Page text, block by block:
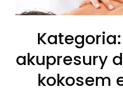
Kategoria:
akupresury
kokosem